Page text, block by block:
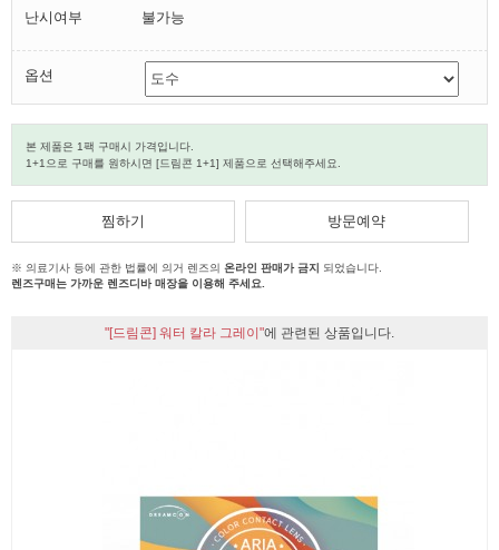
난시여부
불가능
옵션
본 제품은 1팩 구매시 가격입니다.
1+1으로 구매를 원하시면 [드림콘 1+1] 제품으로 선택해주세요.
찜하기 방문예약
※ 의료기사 등에 관한 법률에 의거 렌즈의 온라인 판매가 금지
되었습니다.
렌즈구매는 가까운 렌즈디바 매장을 이용해 주세요.
"[드림콘] 워터 칼라 그레이"에 관련된 상품입니다.